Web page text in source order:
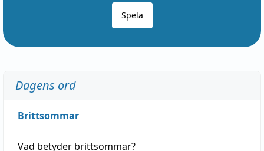
Spela
Dagens ord
Brittsommar
Vad betyder brittsommar?